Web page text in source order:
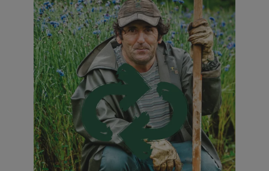
Fiordaliso
100%
francese,
solo
per
i
tuoi
occhi